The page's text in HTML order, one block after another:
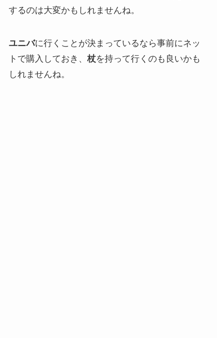
するのは大変かもしれませんね。
ユニバに行くことが決まっているなら事前にネッ
トで購入しておき、 杖を持って行くのも良いかも
しれませんね。